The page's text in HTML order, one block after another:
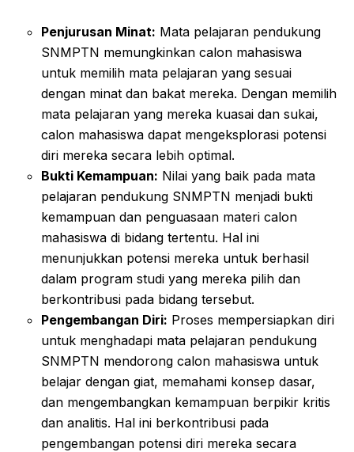
Penjurusan Minat: Mata pelajaran pendukung
SNMPTN memungkinkan calon mahasiswa
untuk memilih mata pelajaran yang sesuai
dengan minat dan bakat mereka. Dengan memilih
mata pelajaran yang mereka kuasai dan sukai,
calon mahasiswa dapat mengeksplorasi potensi
diri mereka secara lebih optimal.
Bukti Kemampuan: Nilai yang baik pada mata
pelajaran pendukung SNMPTN menjadi bukti
kemampuan dan penguasaan materi calon
mahasiswa di bidang tertentu. Hal ini
menunjukkan potensi mereka untuk berhasil
dalam program studi yang mereka pilih dan
berkontribusi pada bidang tersebut.
Pengembangan Diri: Proses mempersiapkan diri
untuk menghadapi mata pelajaran pendukung
SNMPTN mendorong calon mahasiswa untuk
belajar dengan giat, memahami konsep dasar,
dan mengembangkan kemampuan berpikir kritis
dan analitis. Hal ini berkontribusi pada
pengembangan potensi diri mereka secara